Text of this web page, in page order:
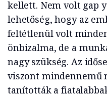
kellett. Nem volt gap
lehetőség, hogy az
feltétlenül volt
önbizalma, de a
nagy szükség. Az
viszont mindennemű
tanították a